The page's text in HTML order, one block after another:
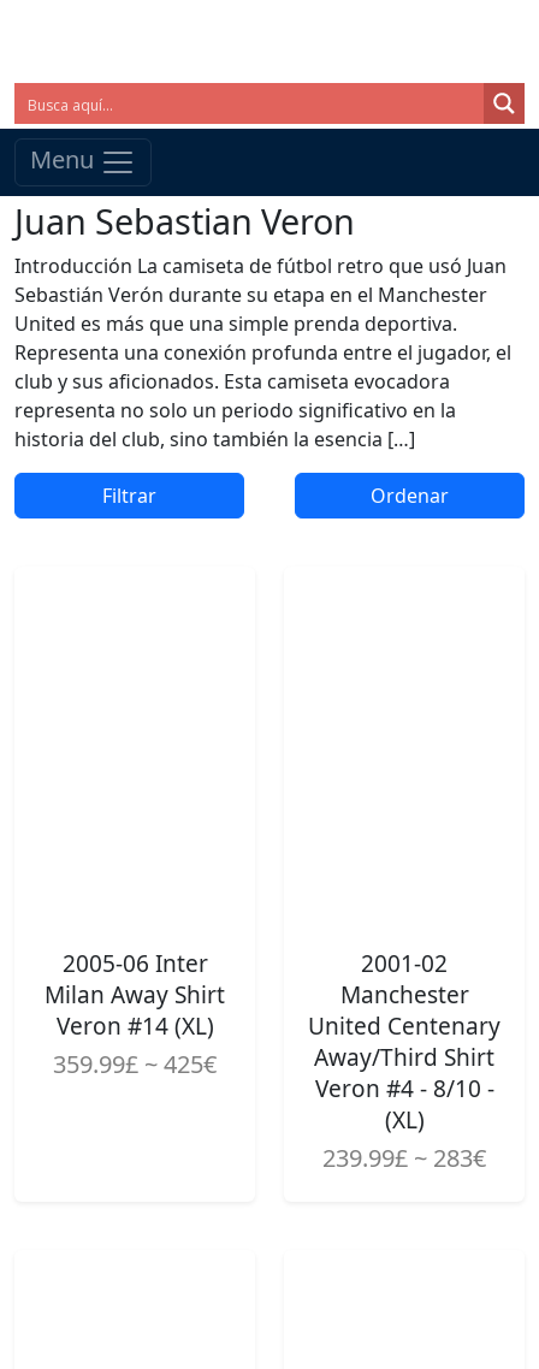
Menu
Juan Sebastian Veron
Introducción La camiseta de fútbol retro que usó Juan
Sebastián Verón durante su etapa en el Manchester
United es más que una simple prenda deportiva.
Representa una conexión profunda entre el jugador, el
club y sus aficionados. Esta camiseta evocadora
representa no solo un periodo significativo en la
historia del club, sino también la esencia […]
Filtrar Ordenar
2005-06 Inter
Milan Away Shirt
Veron #14 (XL)
359.99£ ~ 425€
2001-02
Manchester
United Centenary
Away/Third Shirt
Veron #4 - 8/10 -
(XL)
239.99£ ~ 283€